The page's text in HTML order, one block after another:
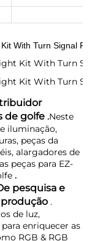
de golfe .Neste
iluminação,
peças da
alargadores de
peças para EZ-
.
pesquisa e
.
de luz,
enriquecer as
RGB & RGB